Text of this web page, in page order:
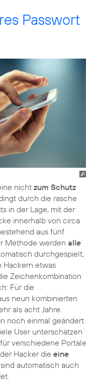
Passwort
nicht zum Schutz
durch die rasche
in der Lage, mit der
innerhalb von circa
aus fünf
Methode werden alle
durchgespielt,
Hackern etwas
Zeichenkombination
Für die
neun kombinierten
als acht Jahre.
noch einmal geändert
User unterschätzen
verschiedene Portale
Hacker die eine
automatisch auch